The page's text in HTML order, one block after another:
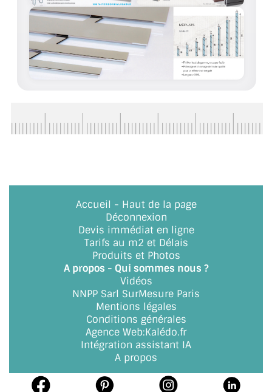
CONNECTEURS ET ASSEMBLAGE DE VERRES
PLATS ET CORNIÈRES
LES CHARNIÈRES DE PORTE EN VERRE
SYSTÈMES PIVOTANTS
SYSTÈMES COULISSANTS
LE CATALOGUE ACCESSOIRES
(STROMBINOSCOPE)
ACCESSOIRES EN PROMOTIONS
EXEMPLES, RÉALISATIONS, INSPIRATIONS
COMMENT COUPER DU VERRE ?
Accueil - Haut de la page
Déconnexion
Devis immédiat en ligne
Tarifs au m2 et Délais
Produits et Photos
A propos - Qui sommes nous ?
Vidéos
NNPP Sarl SurMesure Paris
Mentions légales
Conditions générales
Agence Web:Kalédo.fr
Intégration assistant IA
A propos